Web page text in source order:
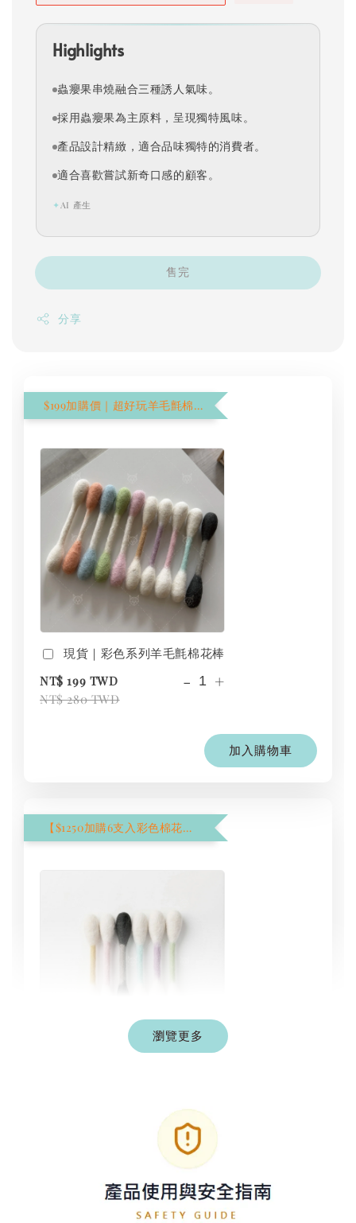
Highlights
蟲癭果串燒融合三種誘人氣味。
採用蟲癭果為主原料，呈現獨特風味。
產品設計精緻，適合品味獨特的消費者。
適合喜歡嘗試新奇口感的顧客。
✦ AI 產生
售完
分享
$199加購價｜超好玩羊毛氈棉花棒
現貨｜彩色系列羊毛氈棉花棒
NT$ 199 TWD
NT$ 280 TWD
- +
加入購物車
【$1250加購6支入彩色棉花棒】
瀏覽更多